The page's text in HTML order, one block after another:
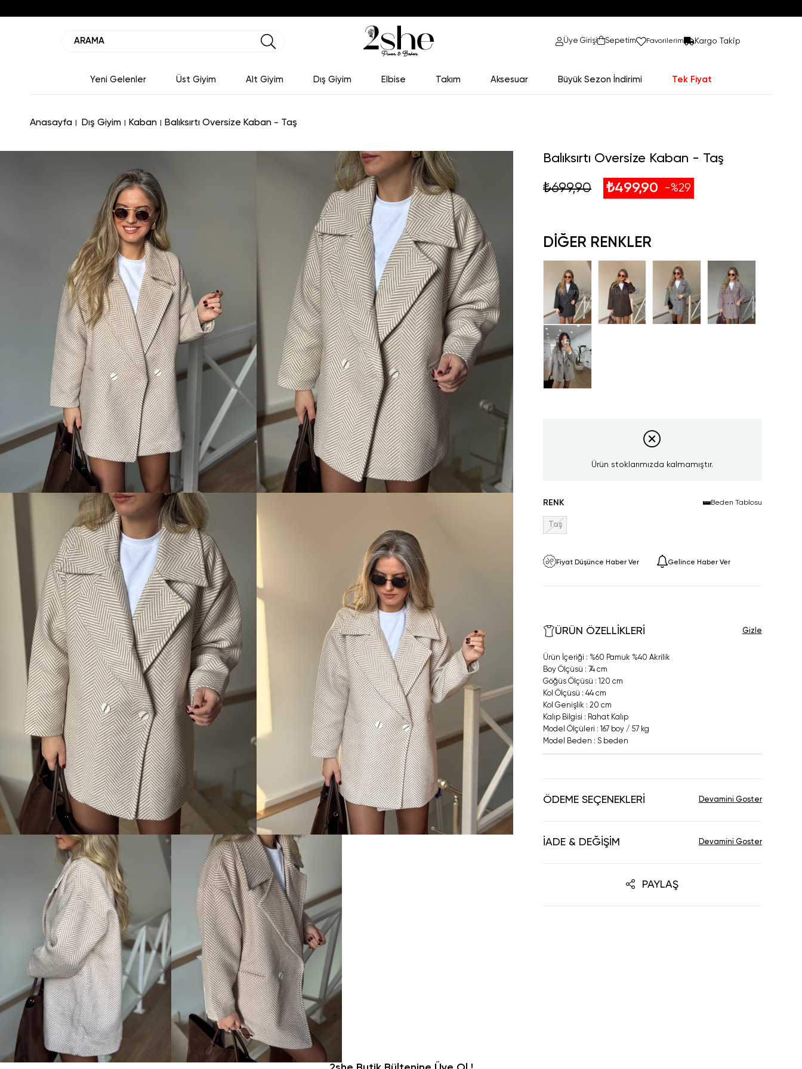
Üye Girişi Sepetim Favorilerim Kargo Takip
Yeni Gelenler Üst Giyim Alt Giyim Dış Giyim Elbise Takım Aksesuar Büyük Sezon İndirimi Tek Fiyat
Anasayfa Dış Giyim Kaban Balıksırtı Oversize Kaban - Taş
Balıksırtı Oversize Kaban - Taş
₺699,90 ₺499,90 29
DIĞER RENKLER
Tükendi Tükendi Tükendi Tükendi
Tükendi
Ürün stoklarımızda kalmamıştır.
RENK Beden Tablosu
Taş
Fiyat Düşünce Haber Ver Gelince Haber Ver
ÜRÜN ÖZELLIKLERI
Ürün İçeriği : %60 Pamuk %40 Akrilik
Boy Ölçüsü : 74 cm
Göğüs Ölçüsü : 120 cm
Kol Ölçüsü : 44 cm
Kol Genişlik : 20 cm
Kalıp Bilgisi : Rahat Kalıp
Model Ölçüleri : 167 boy / 57 kg
Model Beden : S beden
ÖDEME SEÇENEKLERI
İADE & DEĞIŞIM
PAYLAŞ